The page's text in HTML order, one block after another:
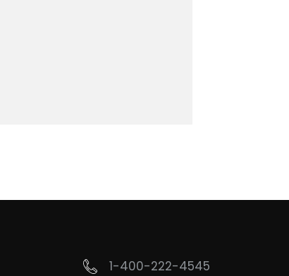
1-400-222-4545